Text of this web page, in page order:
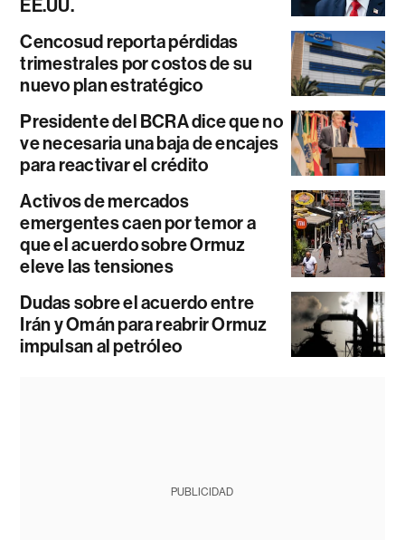
EE.UU.
Cencosud reporta pérdidas
trimestrales por costos de su
nuevo plan estratégico
Presidente del BCRA dice que no
ve necesaria una baja de encajes
para reactivar el crédito
Activos de mercados
emergentes caen por temor a
que el acuerdo sobre Ormuz
eleve las tensiones
Dudas sobre el acuerdo entre
Irán y Omán para reabrir Ormuz
impulsan al petróleo
PUBLICIDAD